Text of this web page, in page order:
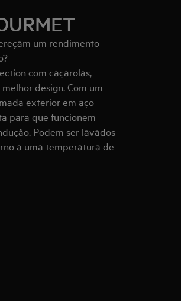
um rendimento
com caçarolas,
design. Com um
exterior em aço
para que funcionem
Podem ser lavados
a uma temperatura de